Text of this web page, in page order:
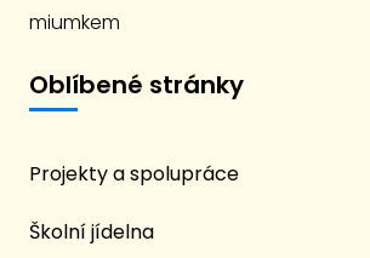
miumkem
Oblíbené stránky
Projekty a spolupráce
Školní jídelna